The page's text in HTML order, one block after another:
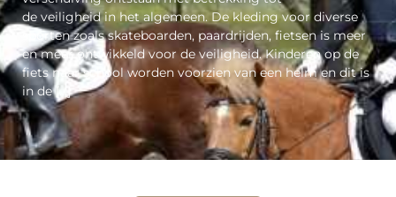
de veiligheid in het algemeen. De kleding voor diverse
sporten zoals skateboarden, paardrijden, fietsen is meer
en meer ontwikkeld voor de veiligheid. Kinderen op de
fiets naar school worden voorzien van een helm en dit is
in de […]